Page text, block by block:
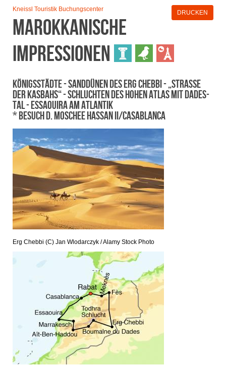
DRUCKEN
Kneissl Touristik Buchungscenter
Marokkanische
Impressionen
Königsstädte - Sanddünen des Erg Chebbi - „Straße
der Kasbahs“ - Schluchten des Hohen Atlas mit Dades-
Tal - Essaouira am Atlantik
* Besuch d. Moschee Hassan II/Casablanca
Erg Chebbi (C) Jan Wlodarczyk / Alamy Stock Photo